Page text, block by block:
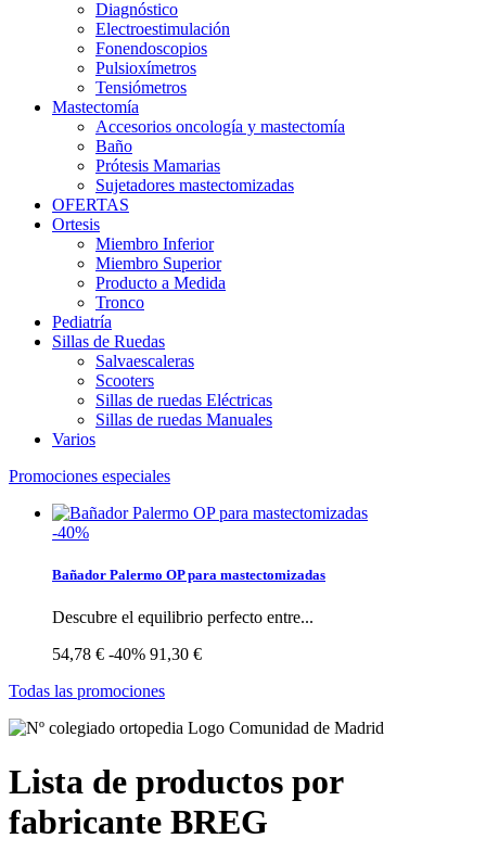
Diagnóstico
Electroestimulación
Fonendoscopios
Pulsioxímetros
Tensiómetros
Mastectomía
Accesorios oncología y mastectomía
Baño
Prótesis Mamarias
Sujetadores mastectomizadas
OFERTAS
Ortesis
Miembro Inferior
Miembro Superior
Producto a Medida
Tronco
Pediatría
Sillas de Ruedas
Salvaescaleras
Scooters
Sillas de ruedas Eléctricas
Sillas de ruedas Manuales
Varios
Promociones especiales
-40%
Bañador Palermo OP para mastectomizadas
Descubre el equilibrio perfecto entre...
54,78 € -40% 91,30 €
Todas las promociones
Lista de productos por
fabricante BREG